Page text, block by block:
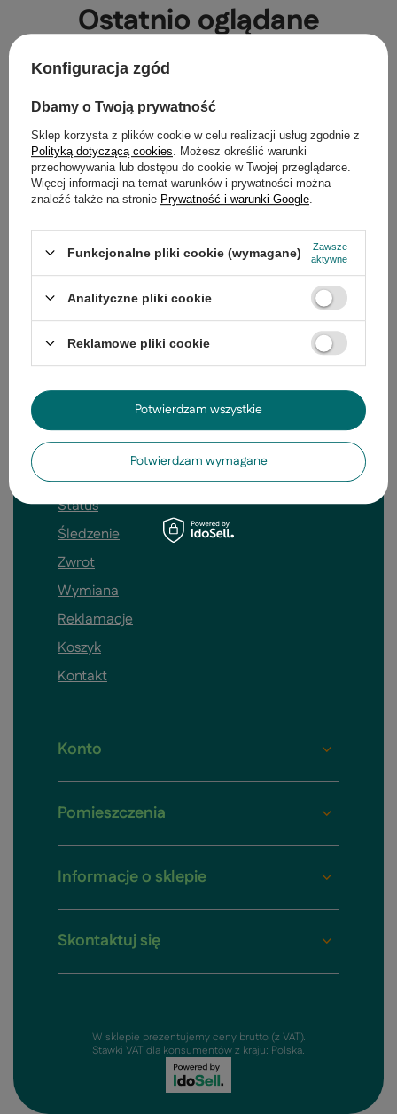
Ostatnio oglądane
Lampka nocna Buton żółta papierowa z abażurem
E14 Candellux
Zamówienia
Status
Śledzenie
Zwrot
Wymiana
Reklamacje
Koszyk
Kontakt
Konto
Pomieszczenia
Informacje o sklepie
Skontaktuj się
W sklepie prezentujemy ceny brutto (z VAT).
Stawki VAT dla konsumentów z kraju: Polska.
Konfiguracja zgód
Dbamy o Twoją prywatność
Sklep korzysta z plików cookie w celu realizacji usług zgodnie z
Polityką dotyczącą cookies . Możesz określić warunki
przechowywania lub dostępu do cookie w Twojej przeglądarce.
Więcej informacji na temat warunków i prywatności można
znaleźć także na stronie Prywatność i warunki Google
Funkcjonalne pliki cookie (wymagane)
Zawsze
aktywne
Analityczne pliki cookie
Reklamowe pliki cookie
Potwierdzam wymagane
Potwierdzam wszystkie